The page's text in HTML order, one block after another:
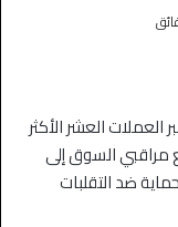
العملات العشر الأكثر
مراقبي السوق إلى
ضد التقلبات